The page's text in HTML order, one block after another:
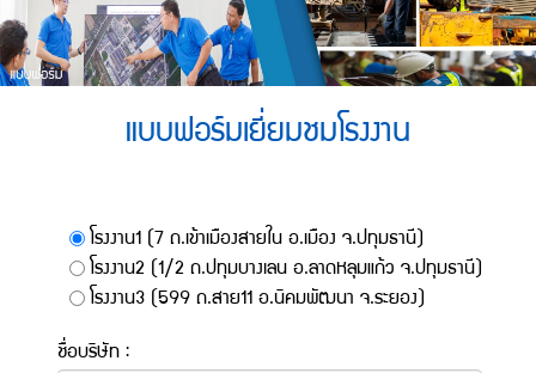
แบบฟอร์มเยี่ยมชมโรงงาน
โรงงาน1 (7 ถ.เข้าเมืองสายใน อ.เมือง จ.ปทุมธานี)
โรงงาน2 (1/2 ถ.ปทุมบางเลน อ.ลาดหลุมแก้ว จ.ปทุมธานี)
โรงงาน3 (599 ถ.สาย11 อ.นิคมพัฒนา จ.ระยอง)
ชื่อบริษัท :